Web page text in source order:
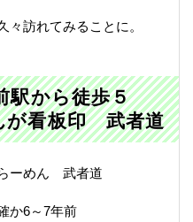
訪れてみることに。
駅から徒歩５
が看板印 武者道
ーめん 武者道
か6～7年前